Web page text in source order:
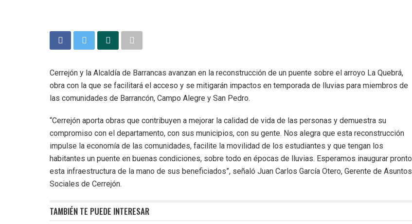
Cerrejón y la Alcaldía de Barrancas avanzan en la reconstrucción de un puente sobre el arroyo La Quebrá,
obra con la que se facilitará el acceso y se mitigarán impactos en temporada de lluvias para miembros de
las comunidades de Barrancón, Campo Alegre y San Pedro.
“Cerrejón aporta obras que contribuyen a mejorar la calidad de vida de las personas y demuestra su
compromiso con el departamento, con sus municipios, con su gente. Nos alegra que esta reconstrucción
impulse la economía de las comunidades, facilite la movilidad de los estudiantes y que tengan los
habitantes un puente en buenas condiciones, sobre todo en épocas de lluvias. Esperamos inaugurar pronto
esta infraestructura de la mano de sus beneficiados”, señaló Juan Carlos García Otero, Gerente de Asuntos
Sociales de Cerrejón.
TAMBIÉN TE PUEDE INTERESAR